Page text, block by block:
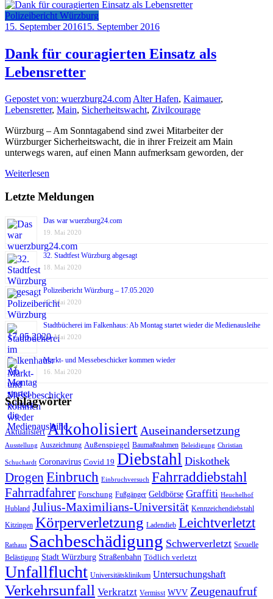
Polizeibericht Würzburg
15. September 201615. September 2016
Dank für couragierten Einsatz als
Lebensretter
Gepostet von: wuerzburg24.com Alter Hafen, Kaimauer,
Lebensretter, Main, Sicherheitswacht, Zivilcourage
Würzburg – Am Sonntagabend sind zwei Mitarbeiter der
Würzburger Sicherheitswacht, die in ihrer Freizeit am Main
unterwegs waren, auf einen Mann aufmerksam geworden, der
Weiterlesen
Letzte Meldungen
Das war wuerzburg24.com
19. Mai 2020
32. Stadtfest Würzburg abgesagt
18. Mai 2020
Polizeibericht Würzburg – 17.05.2020
17. Mai 2020
Stadtbücherei im Falkenhaus: Ab Montag startet wieder die Medienausleihe
17. Mai 2020
Markt- und Messebeschicker kommen wieder
16. Mai 2020
Schlagwörter
Aktualisiert Alkoholisiert Auseinandersetzung
Ausstellung Auszeichnung Außenspiegel Baumaßnahmen Beleidigung Christian
Schuchardt Coronavirus Covid 19 Diebstahl Diskothek
Drogen Einbruch Einbruchversuch Fahrraddiebstahl
Fahrradfahrer Forschung Fußgänger Geldbörse Graffiti Heuchelhof
Hubland Julius-Maximilians-Universität Kennzeichendiebstahl
Kitzingen Körperverletzung Ladendieb Leichtverletzt
Rathaus Sachbeschädigung Schwerverletzt Sexuelle
Belästigung Stadt Würzburg Straßenbahn Tödlich verletzt
Unfallflucht Universitätsklinikum Untersuchungshaft
Verkehrsunfall Verkratzt Vermisst WVV Zeugenaufruf